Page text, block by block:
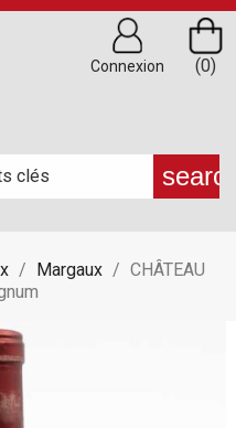
(0)
Connexion
Margaux
CHÂTEAU